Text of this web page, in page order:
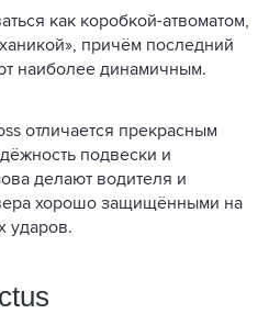
как коробкой-атвоматом,
причём последний
наиболее динамичным.
отличается прекрасным
подвески и
делают водителя и
хорошо защищёнными на
ударов.